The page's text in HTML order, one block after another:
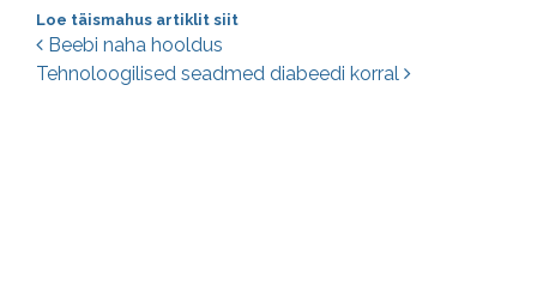
Loe täismahus artiklit siit
Postituste navigatsioon
Beebi naha hooldus
Tehnoloogilised seadmed diabeedi korral